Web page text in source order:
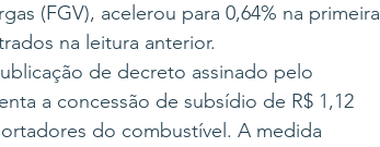
(FGV), acelerou para 0,64% na primeira
na leitura anterior.
de decreto assinado pelo
a concessão de subsídio de R$ 1,12
do combustível. A medida